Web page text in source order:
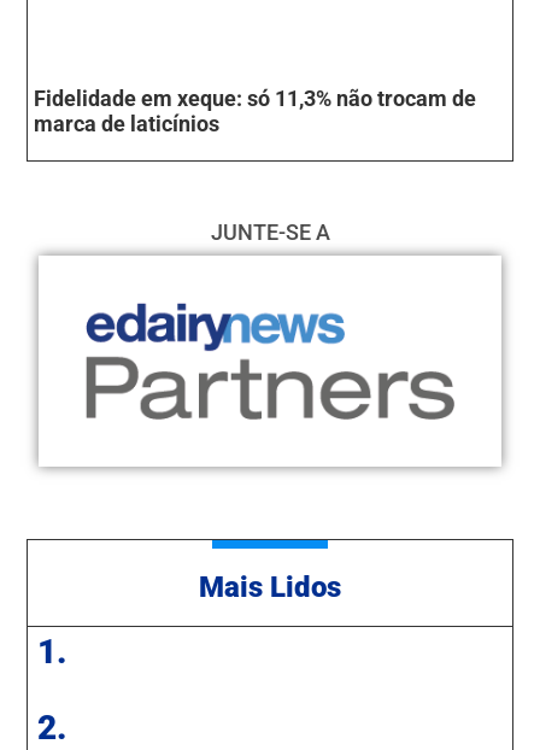
Fidelidade em xeque: só 11,3% não trocam de
marca de laticínios
JUNTE-SE A
Mais Lidos
1.
2.